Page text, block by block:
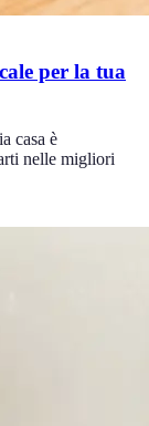
per la tua
casa è
nelle migliori